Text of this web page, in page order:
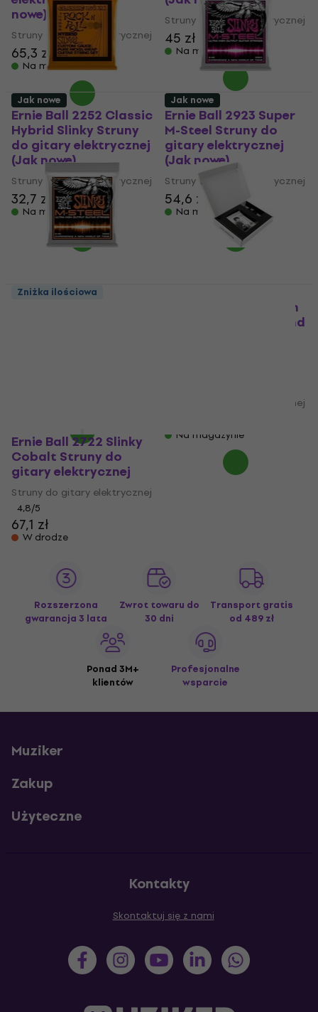
nowe)
Struny do gitary elektrycznej
65,3 zł
Na magazynie
Struny do gitary elektrycznej
45 zł 45,5 zł
Na magazynie
Ernie Ball 2252 Classic
Hybrid Slinky Struny
do gitary elektrycznej
(Jak nowe)
Struny do gitary elektrycznej
32,7 zł
Na magazynie
Ernie Ball 2923 Super
M-Steel Struny do
gitary elektrycznej
(Jak nowe)
Struny do gitary elektrycznej
54,6 zł 57,9 zł
Na magazynie
Jak nowe Jak nowe
Ernie Ball Tim Henson
Signature Strings and
Struny do gitary elektrycznej
Na magazynie
Zniżka ilościowa
Ernie Ball 2722 Slinky
Cobalt Struny do
gitary elektrycznej
Struny do gitary elektrycznej
4,8/5
67,1 zł
W drodze
Rozszerzona
gwarancja 3 lata
Zwrot towaru do
30 dni
Transport gratis
od 489 zł
Ponad 3M+
klientów
Profesjonalne
wsparcie
Muziker
Zakup
Użyteczne
Kontakty
Skontaktuj się z nami